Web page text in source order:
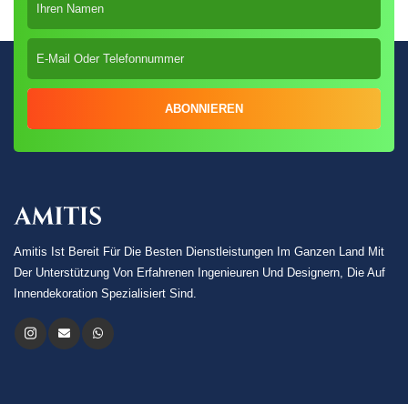
ABONNIEREN
Amitis Ist Bereit Für Die Besten Dienstleistungen Im Ganzen Land Mit
Der Unterstützung Von Erfahrenen Ingenieuren Und Designern, Die Auf
Innendekoration Spezialisiert Sind.